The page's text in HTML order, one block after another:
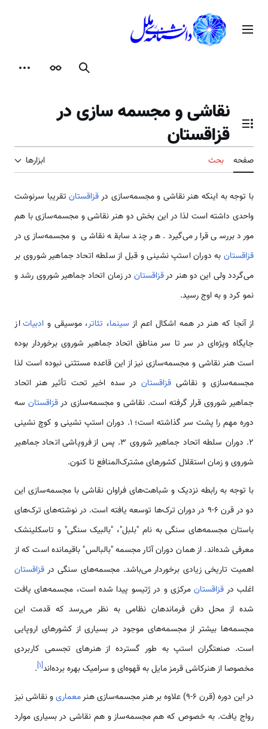
محتوامنوی اصلی
جستجوظاهر
تغییر وضعیت فهرست محتویات
نقاشی و مجسمه سازی در
قزاقستان
صفحه بحث ابزارها
با توجه به اینکه هنر نقاشی و مجسمه‌سازی درقزاقستانتقریبا سرنوشت
واحدی داشته است لذا در این بخش دو هنر نقاشی و مجسمه‌سازی با هم
مورد بررسی قرار می‌گیرد. هر چند سابقه نقاشی و مجسمه‌سازی در
قزاقستان به دوران استپ نشینی و قبل از سلطه اتحاد جماهیر شوروی بر‌
می‌گردد ولی این دو هنر درقزاقستاندر زمان اتحاد جماهیر شوروی رشد و
نمو کرد و به اوج رسید.
از آنجا که هنر در همه اشکال اعم از سینما، ‌تئاتر، موسیقی وادبیاتاز
جایگاه ویژه‌ای در سر تا سر مناطق اتحاد جماهیر شوروی برخوردار بوده
است هنر نقاشی و مجسمه‌سازی نیز از این قاعده مستثنی نبوده است لذا
مجسمه‌سازی و نقاشیقزاقستان در سده اخیر تحت تأثیر هنر اتحاد
جماهیر شوروی قرار گرفته است. نقاشی و مجسمه‌سازی درقزاقستان سه
دوره مهم را پشت سر گذاشته است؛ ۱. دوران استپ نشینی و کوچ نشینی
۲. دوران سلطه اتحاد جماهیر شوروی ۳. پس از فروپاشی اتحاد جماهیر
شوروی و زمان استقلال کشور‌های مشترک‌المنافع تا کنون.
با توجه به رابطه نزدیک و شباهت‌‌های فراوان نقاشی با مجسمه‌سازی این
دو در قرن 6-9 در دوران ترک‌‌ها توسعه یافته است. در نوشته‌‌های ترک‌های
باستان مجسمه‌‌های سنگی به نام "بلبل"، "بالبیک سنگی" و تاسکلینشک
معرفی شده‌اند. از همان دوران آثار مجسمه "بالبالس" باقیمانده است که از
اهمیت تاریخی زیادی برخوردار‌ می‌باشد. مجسمه‌‌های سنگی در قزاقستان
اغلب در قزاقستانمرکزی و در ژتیسو پیدا شده است، مجسمه‌‌های یافت
شده از محل دفن فرماند‌هان نظامی به نظر‌ می‌رسد که قدمت این
مجسمه‌‌ها بیشتر از مجسمه‌‌های موجود در بسیاری از کشور‌های اروپایی
است. صنعتگران استپ به طور گسترده از هنر‌های تجسمی کاربردی
مخصوصا از هنرکاشی قرمز مایل به قهوه‌ای و سرامیک بهره برده‌اند[۱]
.
در این دوره (قرن 6-9) علاوه بر هنر مجسمه‌سازی هنر معماریو نقاشی نیز
رواج یافت. به خصوص که هم مجسمه‌ساز و هم نقاشی در بسیاری موارد